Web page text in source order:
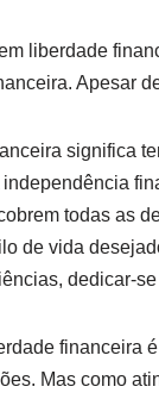
liberdade
Apesar
significa
independência
todas as
de vida
dedicar-
financeira
Mas como